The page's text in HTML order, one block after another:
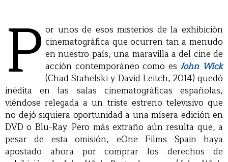
P or unos de esos misterios de la exhibición
cinematográfica que ocurren tan a menudo
en nuestro país, una maravilla a del cine de
acción contemporáneo como esJohn Wick
(Chad Stahelski y David Leitch, 2014) quedó
inédita en las salas cinematográficas españolas,
viéndose relegada a un triste estreno televisivo que
no dejó siquiera oportunidad a una mísera edición en
DVD o Blu-Ray. Pero más extraño aún resulta que, a
pesar de esta omisión, eOne Films Spain haya
apostado ahora por comprar los derechos de